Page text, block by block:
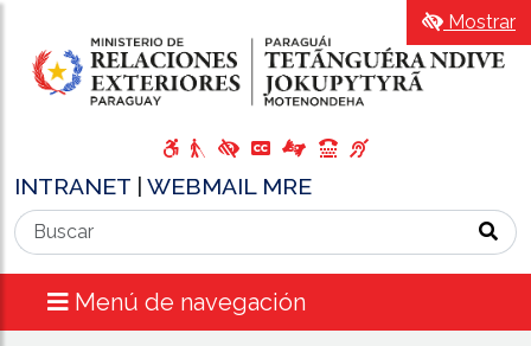
INTRANET WEBMAIL MRE
Menú de navegación
Mostrar